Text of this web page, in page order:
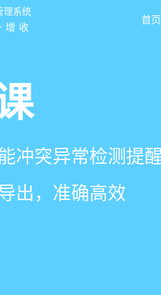
理系统
增收
首页
用校盈
管理系统
效率45%
冲突异常检测提
出，准确高效
课时，老师带课
晰可查免扯皮
、学员、家长，
铸口碑促续费